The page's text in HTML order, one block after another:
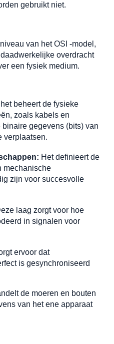
gebruikt niet.
van het OSI -model,
overdracht
een fysiek medium.
beheert de fysieke
zoals kabels en
gegevens (bits) van
verplaatsen.
Het definieert de
mechanische
zijn voor succesvolle
laag zorgt voor hoe
in signalen voor
ervoor dat
is gesynchroniseerd
de moeren en bouten
van het ene apparaat